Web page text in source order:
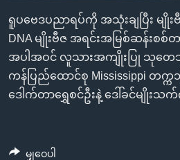
သို့
ကျော်
ကြည့်
ဗွီအိုအေ လူမှုကွန်ယက်များ
ဘာသာစကားများ
ရူပဗေဒပညာရပ်ကို အသုံးချပြီး မျိုး
DNA မျိုးဗီဇ အရင်းအမြစ်ဆန်းစစ်
အပါအဝင် လူသားအကျိုးပြု သုတ
ကန်ပြည်ထောင်စု Mississippi တ
ဒေါက်တာရွှေစင်ဦးနဲ့ ဒေါ်ခင်မျိုး
မျှဝေပါ